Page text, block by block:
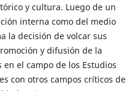
y cultura. Luego de un
interna como del medio
la decisión de volcar sus
y difusión de la
el campo de los Estudios
con otros campos críticos de